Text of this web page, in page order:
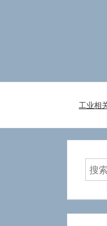
工业相
搜
索：